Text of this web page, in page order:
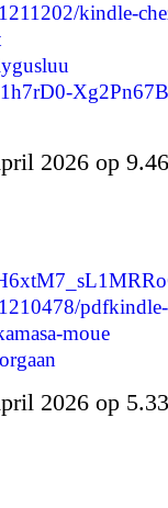
kindle-
2026 op
moue
2026 op